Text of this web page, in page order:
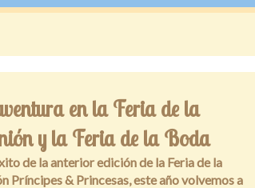
en la Feria de la
y la Feria de la Boda
de la anterior edición de la Feria de la
Príncipes & Princesas, este año volvemos a